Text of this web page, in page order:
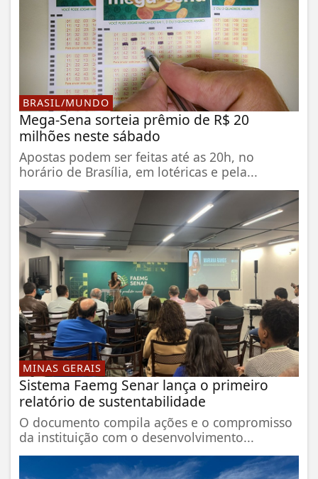
BRASIL/MUNDO
Mega-Sena sorteia prêmio de R$ 20
milhões neste sábado
Apostas podem ser feitas até as 20h, no
horário de Brasília, em lotéricas e pela...
MINAS GERAIS
Sistema Faemg Senar lança o primeiro
relatório de sustentabilidade
O documento compila ações e o compromisso
da instituição com o desenvolvimento...